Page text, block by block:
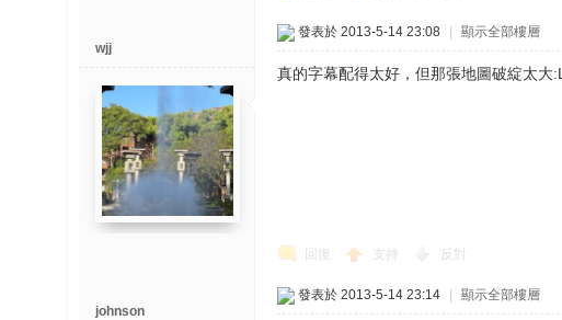
wjj
發表於 2013-5-14 23:08 顯示全部樓層
真的字幕配得太好，但那張地圖破綻太大:L
回復 支持 反對
johnson
發表於 2013-5-14 23:14 顯示全部樓層